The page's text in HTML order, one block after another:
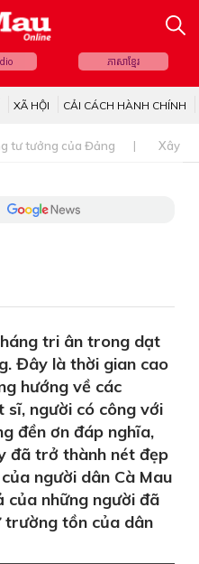
ភាសាខ្មែរ
XÃ HỘI CẢI CÁCH HÀNH CHÍNH
tư tưởng của Đảng Xây
tri ân trong dạt
Đây là thời gian cao
hướng về các
sĩ, người có công với
đền ơn đáp nghĩa,
đã trở thành nét đẹp
người dân Cà Mau
của những người đã
trường tồn của dân